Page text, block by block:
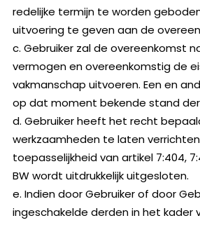
redelijke termijn te worden
uitvoering te geven aan de
c. Gebruiker zal de overeenkomst
vermogen en overeenkomstig de
vakmanschap uitvoeren. Een en
op dat moment bekende stand
d. Gebruiker heeft het recht
werkzaamheden te laten
toepasselijkheid van artikel 7:404,
BW wordt uitdrukkelijk uitgesloten.
e. Indien door Gebruiker of door
ingeschakelde derden in het kader